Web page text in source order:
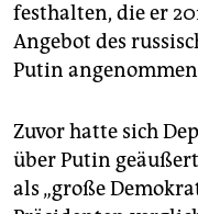
festhalten, die er
Angebot des
Putin
Zuvor hatte sich
über Putin
als „große